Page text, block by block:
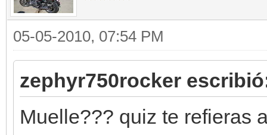
05-05-2010, 07:54 PM
zephyr750rocker
Muelle??? quiz te refieras